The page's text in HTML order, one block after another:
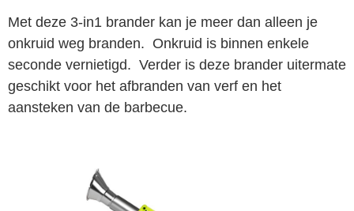
Met deze 3-in1 brander kan je meer dan alleen je
onkruid weg branden. Onkruid is binnen enkele
seconde vernietigd. Verder is deze brander uitermate
geschikt voor het afbranden van verf en het
aansteken van de barbecue.